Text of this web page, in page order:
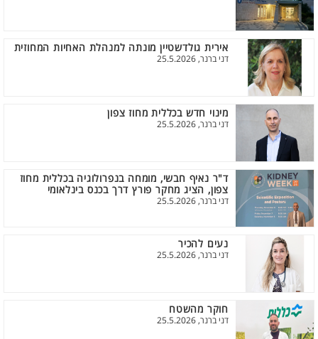
אירית גולדשטיין מונתה למנהלת האחיות המחוזית
דני ברנר, 25.5.2026
מינוי חדש בכללית מחוז צפון
דני ברנר, 25.5.2026
ד"ר נאיף חבשי, מומחה בנפרולוגיה בכללית מחוז
צפון, הציג מחקר פורץ דרך בכנס בינלאומי
דני ברנר, 25.5.2026
נעים להכיר
דני ברנר, 25.5.2026
חוקר מהשטח
דני ברנר, 25.5.2026